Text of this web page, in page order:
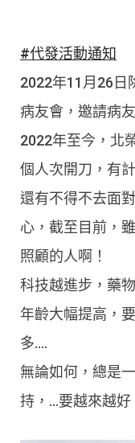
#代發活動通知
2022年11月26日
病友會，邀請病
2022年至今，北
個人次開刀，有
還有不得不去面
心，截至目前，
照顧的人啊！
科技越進步，藥
年齡大幅提高，
多….
無論如何，總是
持，…要越來越好